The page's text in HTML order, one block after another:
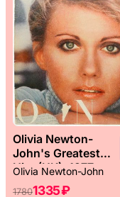
Olivia Newton-
John's Greatest
Hits (UK), 1977
Olivia Newton-John
17801335 ₽